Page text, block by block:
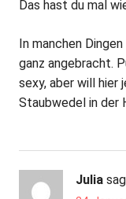
Das hast du mal
In manchen
ganz angebracht.
sexy, aber will hier
Staubwedel in der
Julia